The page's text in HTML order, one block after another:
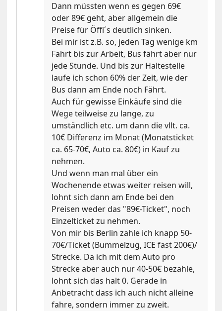
Dann müssten wenn es gegen 69€
oder 89€ geht, aber allgemein die
Preise für Öffi´s deutlich sinken.
Bei mir ist z.B. so, jeden Tag wenige km
Fahrt bis zur Arbeit, Bus fährt aber nur
jede Stunde. Und bis zur Haltestelle
laufe ich schon 60% der Zeit, wie der
Bus dann am Ende noch Fährt.
Auch für gewisse Einkäufe sind die
Wege teilweise zu lange, zu
umständlich etc. um dann die vllt. ca.
10€ Differenz im Monat (Monatsticket
ca. 65-70€, Auto ca. 80€) in Kauf zu
nehmen.
Und wenn man mal über ein
Wochenende etwas weiter reisen will,
lohnt sich dann am Ende bei den
Preisen weder das "89€-Ticket", noch
Einzelticket zu nehmen.
Von mir bis Berlin zahle ich knapp 50-
70€/Ticket (Bummelzug, ICE fast 200€)/
Strecke. Da ich mit dem Auto pro
Strecke aber auch nur 40-50€ bezahle,
lohnt sich das halt 0. Gerade in
Anbetracht dass ich auch nicht alleine
fahre, sondern immer zu zweit.